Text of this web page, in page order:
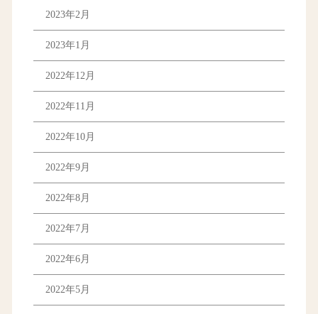
2023年2月
2023年1月
2022年12月
2022年11月
2022年10月
2022年9月
2022年8月
2022年7月
2022年6月
2022年5月